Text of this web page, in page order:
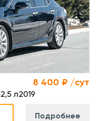
8 400 ₽ /сут
2,5 л2019
Подробнее